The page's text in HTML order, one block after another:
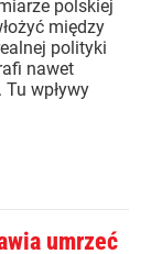
polskiej
między
polityki
nawet
wpływy
umrzeć